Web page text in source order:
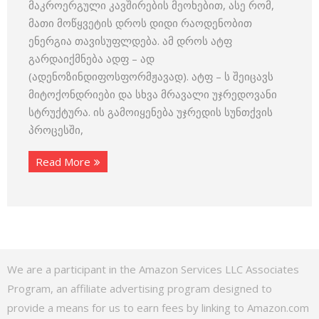
მაკროერგული კავშირების მეოხებით, ასე რომ,
მათი მოწყვეტის დროს დიდი რაო­დენობით
ენერგია თავისუფლდება. ამ დროს ატფ
გარდაიქმნება ადფ – ად
(ადენოზინდიფოსფორმჟავად). ატფ – ს შეიცავს
მიტოქონდრიები და სხვა მრავალი უჯრედოვანი
სტრუქტურა. ის გამოიყენება უჯრედის სუნთქვის
პროცესში,
Read More
We are a participant in the Amazon Services LLC Associates
Program, an affiliate advertising program designed to
provide a means for us to earn fees by linking to Amazon.com